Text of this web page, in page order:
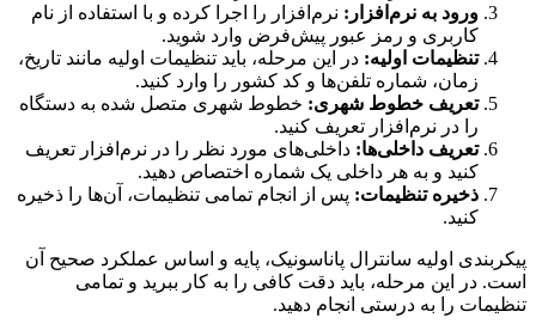
ورود به نرم‌افزار: نرم‌افزار را اجرا کرده و با استفاده از نام
کاربری و رمز عبور پیش‌فرض وارد شوید.
تنظیمات اولیه: در این مرحله، باید تنظیمات اولیه مانند تاریخ،
زمان، شماره تلفن‌ها و کد کشور را وارد کنید.
تعریف خطوط شهری: خطوط شهری متصل شده به دستگاه
را در نرم‌افزار تعریف کنید.
تعریف داخلی‌ها: داخلی‌های مورد نظر را در نرم‌افزار تعریف
کنید و به هر داخلی یک شماره اختصاص دهید.
ذخیره تنظیمات: پس از انجام تمامی تنظیمات، آن‌ها را ذخیره
کنید.
پیکربندی اولیه سانترال پاناسونیک، پایه و اساس عملکرد صحیح آن
است. در این مرحله، باید دقت کافی را به کار ببرید و تمامی
تنظیمات را به درستی انجام دهید.